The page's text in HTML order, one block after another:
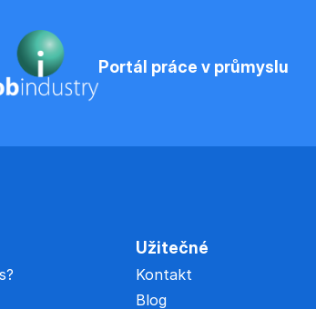
Portál práce v průmyslu
Užitečné
Kontakt
Blog